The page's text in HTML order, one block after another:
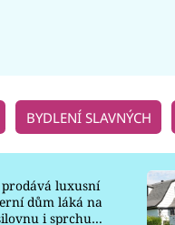
BYDLENÍ SLAVNÝCH
prodává luxusní
dům láká na
i sprchu